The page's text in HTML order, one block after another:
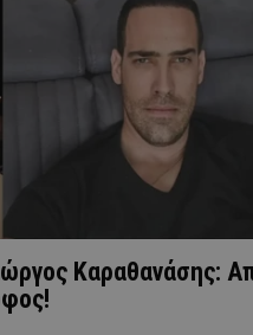
Καραθανάσης: